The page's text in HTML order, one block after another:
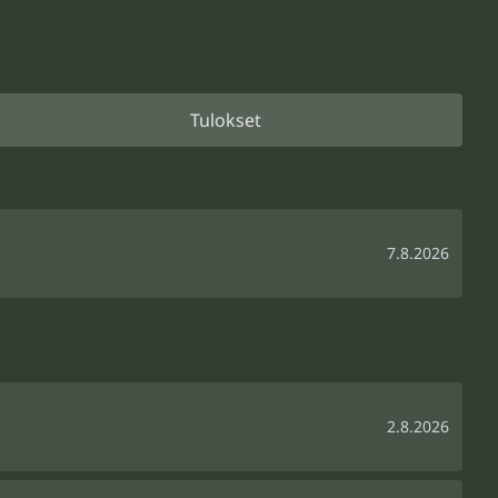
Tulokset
7.8.2026
2.8.2026